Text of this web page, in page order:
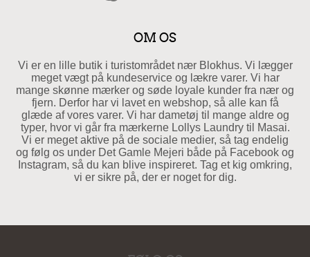
OM OS
Vi er en lille butik i turistområdet nær Blokhus. Vi lægger
meget vægt på kundeservice og lækre varer. Vi har
mange skønne mærker og søde loyale kunder fra nær og
fjern. Derfor har vi lavet en webshop, så alle kan få
glæde af vores varer. Vi har dametøj til mange aldre og
typer, hvor vi går fra mærkerne Lollys Laundry til Masai.
Vi er meget aktive på de sociale medier, så tag endelig
og følg os under Det Gamle Mejeri både på Facebook og
Instagram, så du kan blive inspireret. Tag et kig omkring,
vi er sikre på, der er noget for dig.